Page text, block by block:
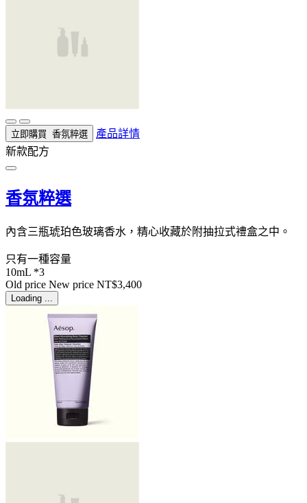
立即購買 香氛粹選
產品詳情
新款配方
香氛粹選
內含三瓶琥珀色玻璃香水，精心收藏於附抽拉式禮盒之中。
只有一種容量
10mL *3
Old price New price NT$3,400
Loading ...